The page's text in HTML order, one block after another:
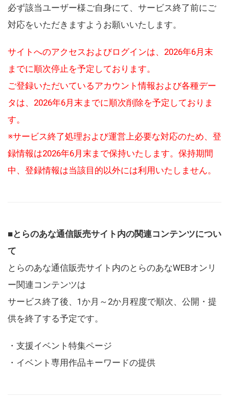
必ず該当ユーザー様ご自身にて、サービス終了前にご
対応をいただきますようお願いいたします。
サイトへのアクセスおよびログインは、2026年6月末
までに順次停止を予定しております。
ご登録いただいているアカウント情報および各種デー
タは、2026年6月末までに順次削除を予定しておりま
す。
※サービス終了処理および運営上必要な対応のため、登
録情報は2026年6月末まで保持いたします。保持期間
中、登録情報は当該目的以外には利用いたしません。
■とらのあな通信販売サイト内の関連コンテンツについ
て
とらのあな通信販売サイト内のとらのあなWEBオンリ
ー関連コンテンツは
サービス終了後、1か月～2か月程度で順次、公開・提
供を終了する予定です。
・支援イベント特集ページ
・イベント専用作品キーワードの提供